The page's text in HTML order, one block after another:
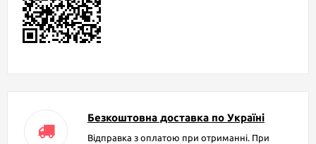
Безкоштовна доставка по Україні
Відправка з оплатою при отриманні. При